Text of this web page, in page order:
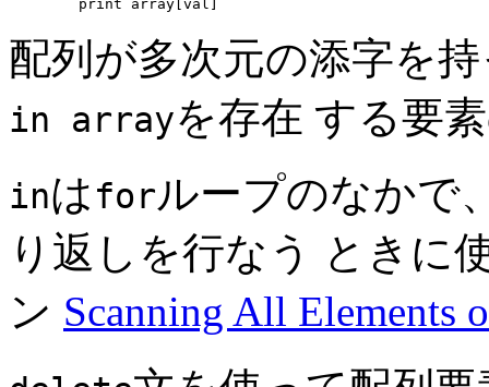
配列が多次元の添字を
in arrayを存在 する要
inはforループのなかで
り返しを行なう ときに
ン Scanning All Elements